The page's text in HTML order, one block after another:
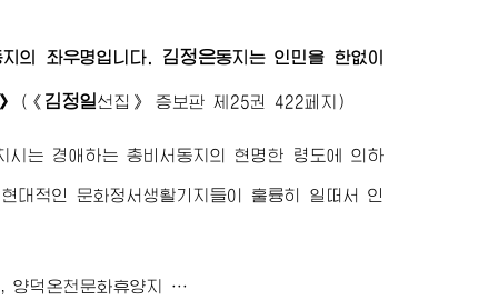
의 좌우명입니다. 김정은동지 는 인민을 한없이
( 《 김정일선집》 증보판 제25권 422페지)
시는 경애하는 총비서동지의 현명한 령도에 의하
대적인 문화정서생활기지들이 훌륭히 일떠서 인
양덕온천문화휴양지 …